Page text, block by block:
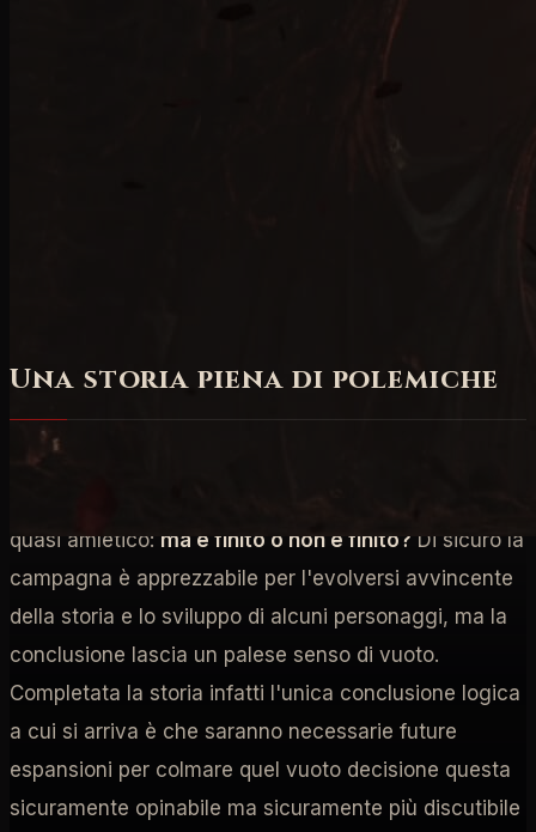
diversi giocatori e spero producano spunti e stimoli
Una storia piena di polemiche
Chi ha portato a termine la storia dell'espansione
quasi amletico: ma è finito o non è finito? Di sicuro la
campagna è apprezzabile per l'evolversi avvincente
della storia e lo sviluppo di alcuni personaggi, ma la
conclusione lascia un palese senso di vuoto.
Completata la storia infatti l'unica conclusione logica
a cui si arriva è che saranno necessarie future
espansioni per colmare quel vuoto decisione questa
sicuramente opinabile ma sicuramente più discutibile